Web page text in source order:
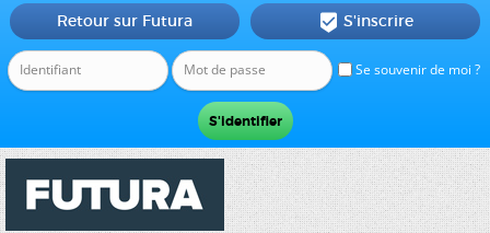
Se souvenir de moi ?
Retour sur Futura  S'inscrire